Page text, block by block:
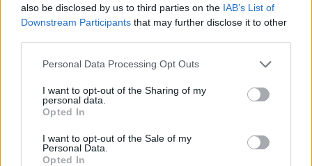
also be disclosed by us to third parties on the IAB’s List of
Downstream Participants that may further disclose it to other
Please note that this website/app uses one or more Google
not limited to your visit or usage behaviour. You may click to
grant or deny consent to Google and its third-party tags to
use your data for below specified purposes in below Google
consent section.
Personal Data Processing Opt Outs
I want to opt-out of the Sharing of my
personal data.
Opted In
I want to opt-out of the Sale of my
Personal Data.
Opted In
HÍREK egy órája
elindulhatnak a kifizetések a Demján
Sándor Tőkeprogramban
ELEMZÉSEK 2 órája